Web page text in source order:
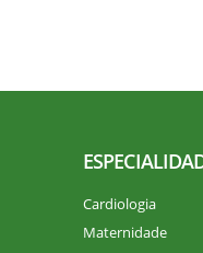
Cardiologia
Maternidade